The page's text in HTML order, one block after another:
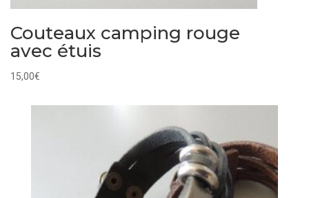
Couteaux camping rouge
avec étuis
15,00€